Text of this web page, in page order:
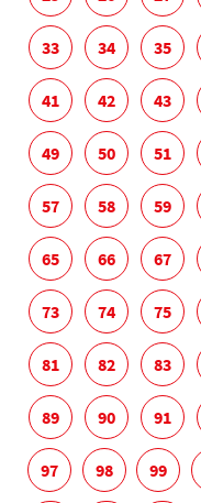
33 34 35
41 42 43
49 50 51
57 58 59
65 66 67
73 74 75
81 82 83
89 90 91
97 98 99